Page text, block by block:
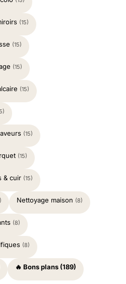
(15)
(15)
(15)
(15)
(15)
(15)
& cuir (15)
Nettoyage maison (8)
(8)
(8)
🔥 Bons plans (189)